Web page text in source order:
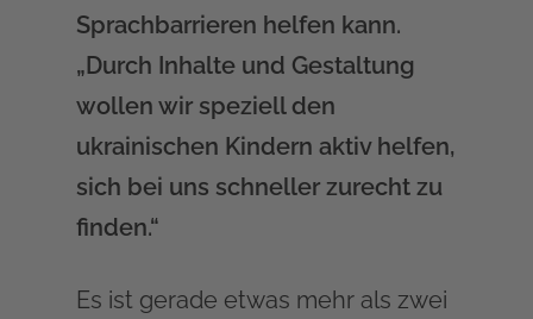
Sprachbarrieren helfen kann.
„Durch Inhalte und Gestaltung
wollen wir speziell den
ukrainischen Kindern aktiv helfen,
sich bei uns schneller zurecht zu
finden.“
Es ist gerade etwas mehr als zwei